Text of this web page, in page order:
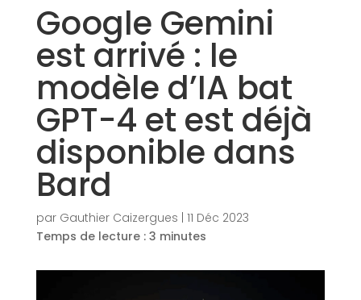
Google Gemini
est arrivé : le
modèle d’IA bat
GPT-4 et est déjà
disponible dans
Bard
par Gauthier Caizergues 11 Déc 2023
Temps de lecture : 3 minutes